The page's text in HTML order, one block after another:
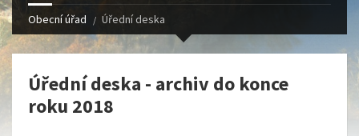
Obecní úřad Úřední deska
Úřední deska - archiv do konce
roku 2018